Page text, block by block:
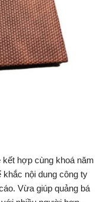
hợp cùng khoá năm
nội dung công ty
Vừa giúp quảng bá